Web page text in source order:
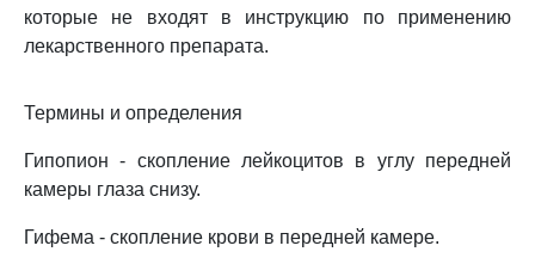
которые не входят в инструкцию по применению
лекарственного препарата.
Термины и определения
Гипопион - скопление лейкоцитов в углу передней
камеры глаза снизу.
Гифема - скопление крови в передней камере.